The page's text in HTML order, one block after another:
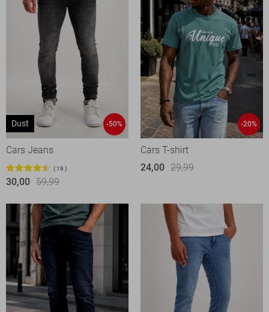
Dust -50%
Cars Jeans
19
30,00 59,99
-20%
Cars T-shirt
24,00 29,99